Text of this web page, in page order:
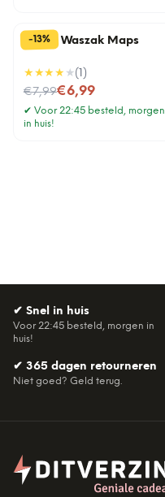
-13%
Travel Waszak Maps
★★★★ ★( 1 )
€7,99
Nu voor€6,99
✔ Voor 22:45 besteld, morgen
in huis!
✔ Snel in huis
Voor 22:45 besteld, morgen in
huis!
✔ 365 dagen retourneren
Niet goed? Geld terug.